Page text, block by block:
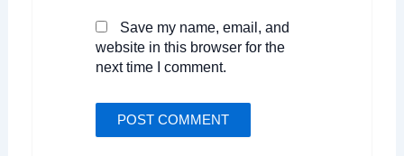
Save my name, email, and
website in this browser for the
next time I comment.